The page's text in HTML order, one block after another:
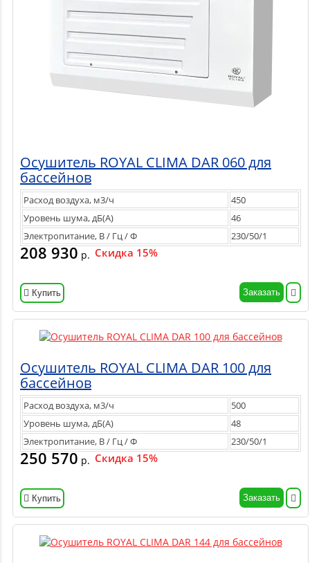
Осушитель ROYAL CLIMA DAR 060 для
бассейнов
Расход воздуха, м3/ч
450
Уровень шума, дБ(А)
46
Электропитание, В / Гц / Ф
230/50/1
208 930 р. Скидка 15%
Купить Заказать
Осушитель ROYAL CLIMA DAR 100 для
бассейнов
Расход воздуха, м3/ч
500
Уровень шума, дБ(А)
48
Электропитание, В / Гц / Ф
230/50/1
250 570 р. Скидка 15%
Купить Заказать